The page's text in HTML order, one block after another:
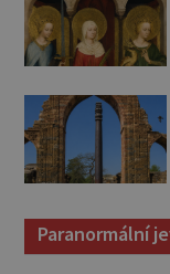
Paranormální